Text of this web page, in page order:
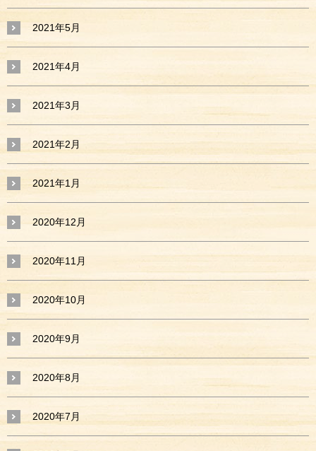
2021年5月
2021年4月
2021年3月
2021年2月
2021年1月
2020年12月
2020年11月
2020年10月
2020年9月
2020年8月
2020年7月